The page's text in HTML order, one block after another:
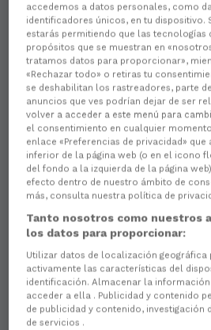
Aún no hay reacciones. ¡Sé el primero!
La temporada 2026/27
último fin de semana de
deFadura para medirse al
Así lo determinó elsorteo del
la próxima temporada en el
evento que se celebró esta
de la Selección en Madrid.
El equipo que dirige Javi
primeras jornadas a domicilio
accedemos a datos personales, como
identificadores únicos, en tu dispositivo.
estarás permitiendo que las tecnologías
propósitos que se muestran en
tratamos datos para proporcionar»,
«Rechazar todo» o retiras tu
se deshabilitan los rastreadores, parte
anuncios que ves podrían dejar de ser
volver a acceder a este menú para
el consentimiento en cualquier
enlace «Preferencias de privacidad» que
inferior de la página web (o en el icono
del fondo a la izquierda de la página
efecto dentro de nuestro ámbito de
más, consulta nuestra política de
Tanto nosotros como nuestros
los datos para proporcionar:
Utilizar datos de localización geográfica
activamente las características del
identificación. Almacenar la
acceder a ella . Publicidad y contenido
de publicidad y contenido, investigación
de servicios .